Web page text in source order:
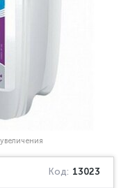
Код: 13023